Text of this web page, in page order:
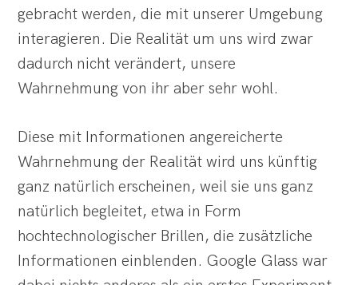
gebracht werden, die mit unserer Umgebung
interagieren. Die Realität um uns wird zwar
dadurch nicht verändert, unsere
Wahrnehmung von ihr aber sehr wohl.
Diese mit Informationen angereicherte
Wahrnehmung der Realität wird uns künftig
ganz natürlich erscheinen, weil sie uns ganz
natürlich begleitet, etwa in Form
hochtechnologischer Brillen, die zusätzliche
Informationen einblenden. Google Glass war